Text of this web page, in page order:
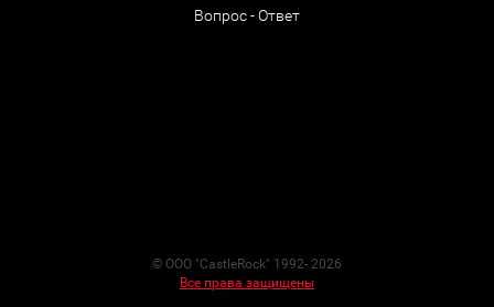
Вопрос - Ответ
© ООО "CastleRock" 1992- 2026
Все права защищены